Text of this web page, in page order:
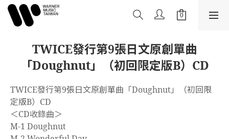
TWICE發行第9張日文原創單曲
「Doughnut」（初回限定版B）CD
TWICE發行第9張日文原創單曲「Doughnut」（初回限
定版B）CD
＜CD收錄曲＞
M-1 Doughnut